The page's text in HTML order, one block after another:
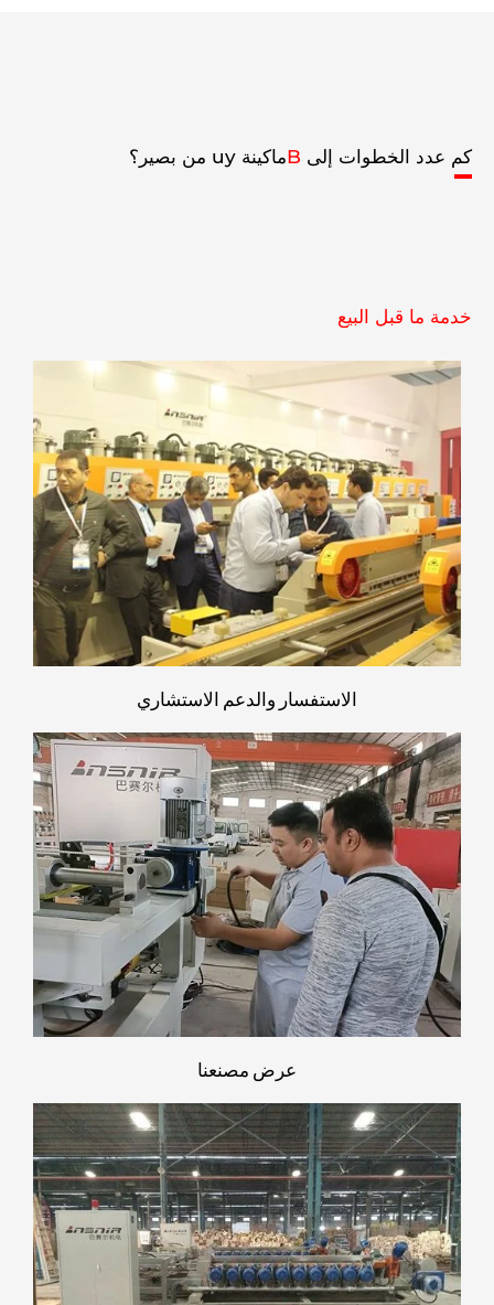
كم عدد الخطوات إلى Bماكينة uy من بصير؟
خدمة ما قبل البيع
الاستفسار والدعم الاستشاري
عرض مصنعنا